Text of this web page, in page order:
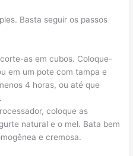
Basta seguir os passos
as em cubos. Coloque-
em um pote com tampa e
4 horas, ou até que
coloque as
natural e o mel. Bata bem
e cremosa.